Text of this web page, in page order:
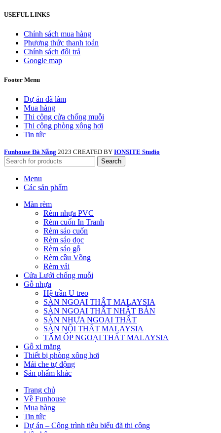
USEFUL LINKS
Chính sách mua hàng
Phương thức thanh toán
Chính sách đổi trả
Google map
Footer Menu
Dự án đã làm
Mua hàng
Thi công cửa chống muỗi
Thi công phòng xông hơi
Tin tức
Funhouse Đà Nẵng 2023 CREATED BY IONSITE Studio
Search
Menu
Các sản phẩm
Màn rèm
Rèm nhựa PVC
Rèm cuốn In Tranh
Rèm sáo cuốn
Rèm sáo dọc
Rèm sáo gỗ
Rèm cầu Vồng
Rèm vải
Cửa Lưới chống muỗi
Gỗ nhựa
Hệ trần U treo
SÀN NGOẠI THẤT MALAYSIA
SÀN NGOẠI THẤT NHẬT BẢN
SÀN NHỰA NGOẠI THẤT
SÀN NỘI THẤT MALAYSIA
TẤM ỐP NGOẠI THẤT MALAYSIA
Gỗ xi măng
Thiết bị phòng xông hơi
Mái che tự động
Sản phẩm khác
Trang chủ
Về Funhouse
Mua hàng
Tin tức
Dự án – Công trình tiêu biểu đã thi công